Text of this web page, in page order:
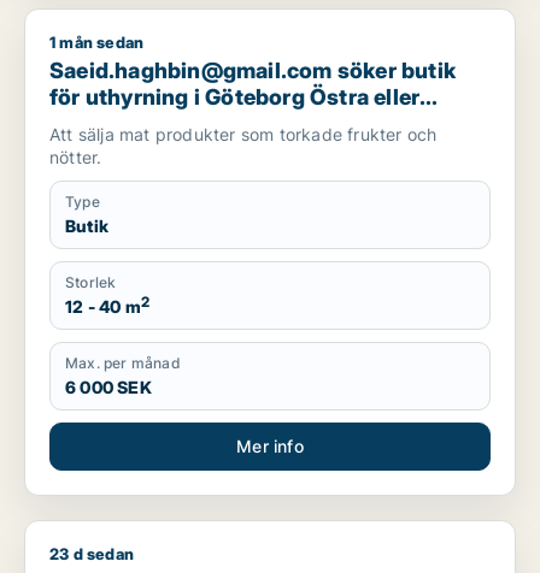
Saeid.haghbin@gmail.com söker butik för uthyrning i
1 mån sedan
Saeid.haghbin@gmail.com söker butik
för uthyrning i Göteborg Östra eller
Göteborg Centrum
Att sälja mat produkter som torkade frukter och
nötter.
Type
Butik
Storlek
12 - 40 m2
Max. per månad
6 000 SEK
Mer info
Isak söker kontor, kontorsplats, undervisning eller
23 d sedan